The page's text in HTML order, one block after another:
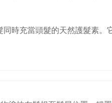
時充當頭髮的天然護髮素